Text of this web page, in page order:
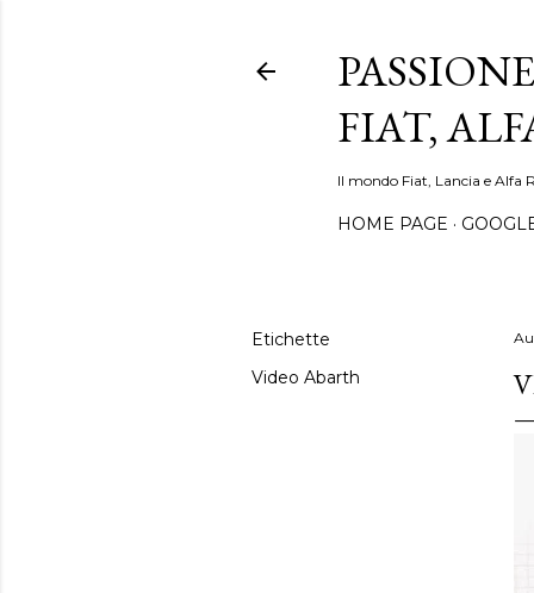
FIAT,
Il mondo Fiat, Lancia e
HOME PAGE
Etichette
Video Abarth